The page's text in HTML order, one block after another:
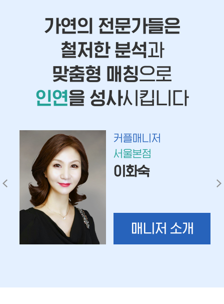
가연의 전문가들은
철저한 분석과
맞춤형 매칭으로
인연을 성사시킵니다
커플매니저
서울본점
이화숙
매니저 소개